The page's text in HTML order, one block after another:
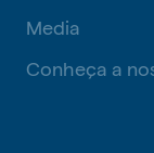
Media
Conheça a